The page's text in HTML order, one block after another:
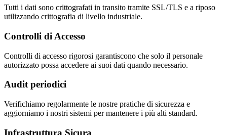
Tutti i dati sono crittografati in transito tramite SSL/TLS e a riposo
utilizzando crittografia di livello industriale.
Controlli di Accesso
Controlli di accesso rigorosi garantiscono che solo il personale
autorizzato possa accedere ai suoi dati quando necessario.
Audit periodici
Verifichiamo regolarmente le nostre pratiche di sicurezza e
aggiorniamo i nostri sistemi per mantenere i più alti standard.
Infrastruttura Sicura